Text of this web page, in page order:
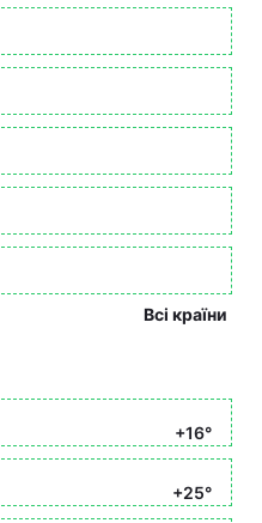
Всі країни
+16°
+25°